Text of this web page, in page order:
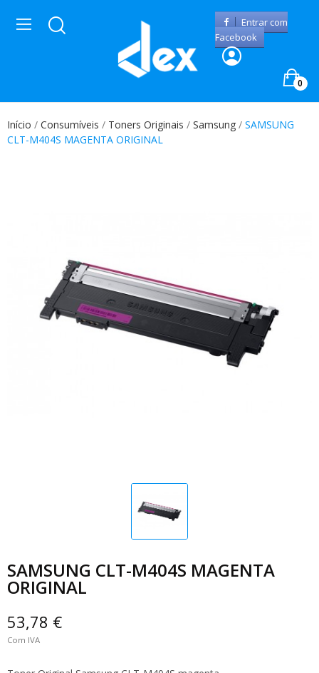
Entrar com
Facebook
0
Início Consumíveis Toners Originais Samsung
SAMSUNG
CLT-M404S MAGENTA ORIGINAL
SAMSUNG CLT-M404S MAGENTA
ORIGINAL
53,78 €
Com IVA